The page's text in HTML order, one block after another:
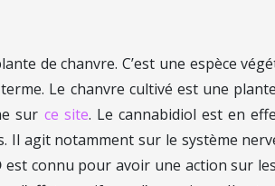
de chanvre. C’est une espèce
Le chanvre cultivé est une
sur ce site. Le cannabidiol est en
agit notamment sur le système
est connu pour avoir une action sur